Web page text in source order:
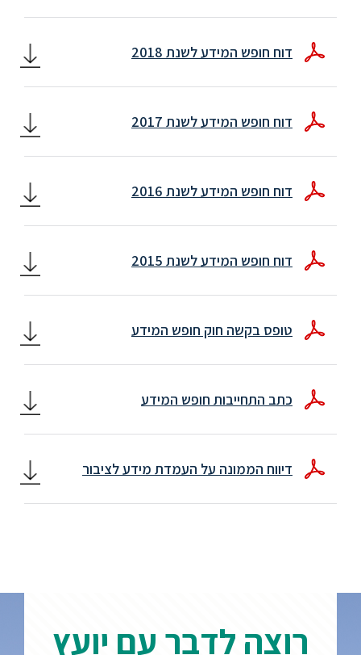
בוגרים
סגל
לימוד
מחקר
והוראה
היחידה
לבינלאומיות
ספריה
מילואים
וכוחות
הביטחון
זכויות
הרשמו
דוח חופש המידע לשנת 2018
דוח חופש המידע לשנת 2017
דוח חופש המידע לשנת 2016
דוח חופש המידע לשנת 2015
טופס בקשה חוק חופש המידע
כתב התחייבות חופש המידע
דיווח הממונה על העמדת מידע לציבור
רוצה לדבר עם יועץ